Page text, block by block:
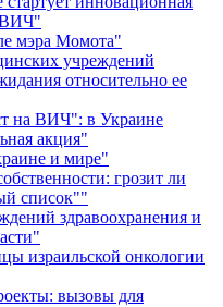
ВИЧ"
мэра Момота"
учреждений
относительно ее
на ВИЧ": в Украине
акция"
и мире"
грозит ли
список""
здравоохранения и
израильской онкологии
вызовы для